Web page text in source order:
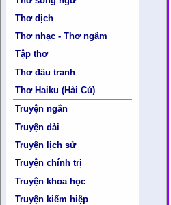
Thơ dịch
Thơ nhạc - Thơ ngâm
Tập thơ
Thơ đấu tranh
Thơ Haiku (Hài Cú)
Truyện ngắn
Truyện dài
Truyện lịch sử
Truyện chính trị
Truyện khoa học
Truyện kiếm hiệp